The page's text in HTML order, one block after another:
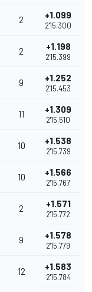
2 +1.099
2'15.300
2 +1.198
2'15.399
9 +1.252
2'15.453
11 +1.309
2'15.510
10 +1.538
2'15.739
10 +1.566
2'15.767
2 +1.571
2'15.772
9 +1.578
2'15.779
12 +1.583
2'15.784